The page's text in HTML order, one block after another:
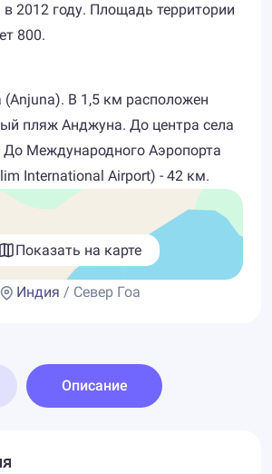
в 2012 году. Площадь территории
800.
(Anjuna). В 1,5 км расположен
пляж Анджуна. До центра села
Международного Аэропорта
International Airport) - 42 км.
Показать на карте
Индия / Север Гоа
Описание